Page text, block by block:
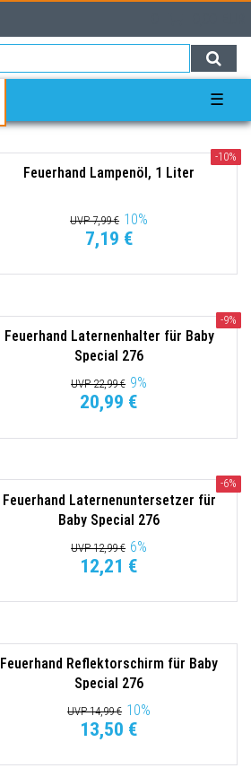
☰
-10%
Feuerhand Lampenöl, 1 Liter
UVP 7,99 € 10%
7,19 €
-9%
Feuerhand Laternenhalter für Baby
Special 276
UVP 22,99 € 9%
20,99 €
-6%
Feuerhand Laternenuntersetzer für
Baby Special 276
UVP 12,99 € 6%
12,21 €
Feuerhand Reflektorschirm für Baby
Special 276
UVP 14,99 € 10%
13,50 €